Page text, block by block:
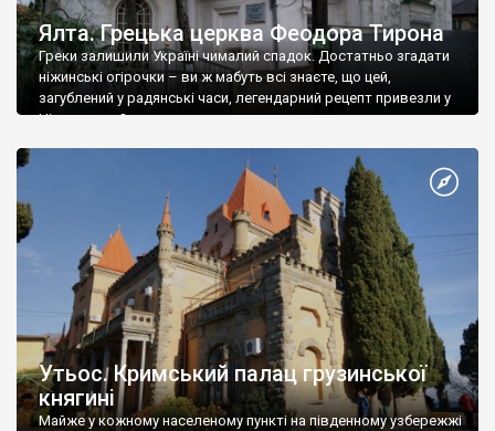
Ялта. Грецька церква Феодора Тирона
Греки залишили Україні чималий спадок. Достатньо згадати
ніжинські огірочки – ви ж мабуть всі знаєте, що цей,
загублений у радянські часи, легендарний рецепт привезли у
Ніжин греки?
Утьос. Кримський палац грузинської
княгині
Майже у кожному населеному пункті на південному узбережжі